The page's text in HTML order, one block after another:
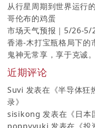
从行星周期到世界运行
哥伦布的鸡蛋
市场天气预报｜5/26-5/
香港-木打宝瓶格局下的
鬼神无常享，享于克诚。
近期评论
Suvi 发表在《半导体狂
录》
sisikong 发表在《日本